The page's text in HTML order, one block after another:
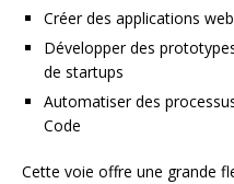
Créer des applications
Développer des
de startups
Automatiser des
Code
Cette voie offre une grande